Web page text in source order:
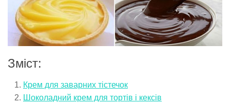
Зміст:
Крем для заварних тістечок
Шоколадний крем для тортів і кексів